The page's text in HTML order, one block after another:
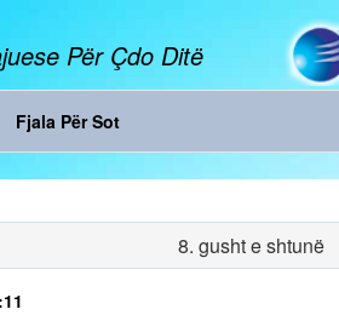
Për Çdo Ditë
Fjala Për Sot
8. gusht e shtunë